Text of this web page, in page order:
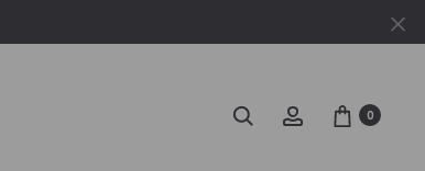
Search Account0